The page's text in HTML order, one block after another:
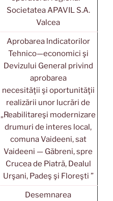
Societatea APAVIL S.A.
Valcea
Aprobarea lndicatorilor
Tehnico—economici şi
Devizului General privind
aprobarea
necesităţii şi oportunităţii
realizării unor lucrări de
„Reabilitareşi modernizare
drumuri de interes local,
comuna Vaideeni, sat
Vaideeni — Găbreni, spre
Crucea de Piatră, Dealul
Urşani, Padeş şi Floreşti ”
Desemnarea